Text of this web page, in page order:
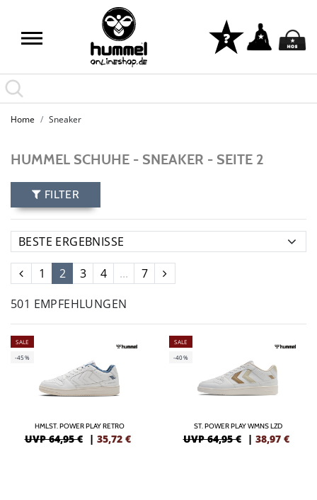
Home Sneaker
HUMMEL SCHUHE - SNEAKER - SEITE 2
FILTER
1 2 3 4 ...
7
501 EMPFEHLUNGEN
SALE
-45%
HMLST. POWER PLAY RETRO
UVP 64,95 € | 35,72 €
SALE
-40%
ST. POWER PLAY WMNS LZD
UVP 64,95 € | 38,97 €